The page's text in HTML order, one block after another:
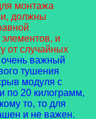
монтажа
должны
и
от случайных
важный
тушения
модуля с
по 20 килограмм,
то, то для
и не важен.